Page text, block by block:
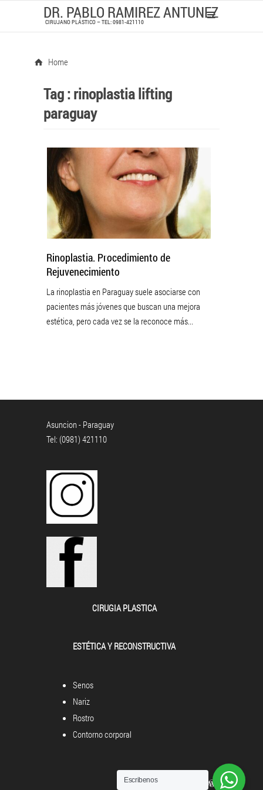
DR. PABLO RAMIREZ ANTUNEZ
CIRUJANO PLÁSTICO – TEL: 0981-421110
Home
Tag :rinoplastia lifting
paraguay
Rinoplastia. Procedimiento de
Rejuvenecimiento
La rinoplastia en Paraguay suele asociarse con
pacientes más jóvenes que buscan una mejora
estética, pero cada vez se la reconoce más...
Asuncion - Paraguay
Tel: (0981) 421110
CIRUGIA PLASTICA
ESTÉTICA Y RECONSTRUCTIVA
Senos
Nariz
Rostro
Contorno corporal
Escribenos